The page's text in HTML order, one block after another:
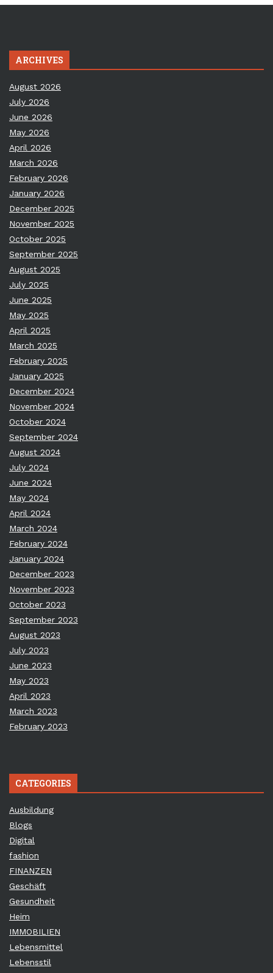
ARCHIVES
August 2026
July 2026
June 2026
May 2026
April 2026
March 2026
February 2026
January 2026
December 2025
November 2025
October 2025
September 2025
August 2025
July 2025
June 2025
May 2025
April 2025
March 2025
February 2025
January 2025
December 2024
November 2024
October 2024
September 2024
August 2024
July 2024
June 2024
May 2024
April 2024
March 2024
February 2024
January 2024
December 2023
November 2023
October 2023
September 2023
August 2023
July 2023
June 2023
May 2023
April 2023
March 2023
February 2023
CATEGORIES
Ausbildung
Blogs
Digital
fashion
FINANZEN
Geschäft
Gesundheit
Heim
IMMOBILIEN
Lebensmittel
Lebensstil